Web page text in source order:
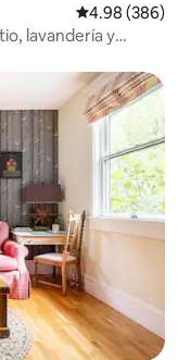
Calificación
4.98 (386)
lavandería y